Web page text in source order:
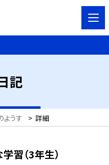
記
ようす > 詳細
習（3年生）